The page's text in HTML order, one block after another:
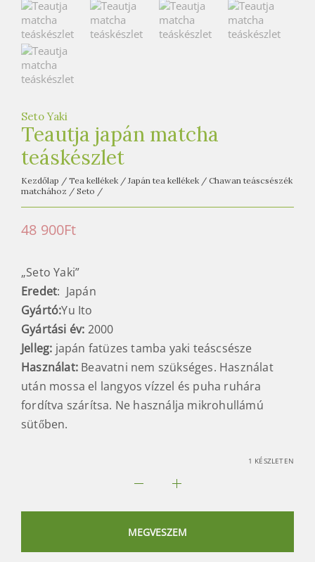
t
e
a
h
z
Seto Yaki
Teautja japán matcha
teáskészlet
Kezdőlap / Tea kellékek /Japán tea kellékek / Chawan teáscsészék
matchához / Seto /
48 900Ft
„Seto Yaki”
Eredet: Japán
Gyártó:Yu Ito
Gyártási év: 2000
Jelleg: japán fatüzes tamba yaki teáscsésze
Használat: Beavatni nem szükséges. Használat
után mossa el langyos vízzel és puha ruhára
fordítva szárítsa. Ne használja mikrohullámú
sütőben.
1 KÉSZLETEN
MEGVESZEM